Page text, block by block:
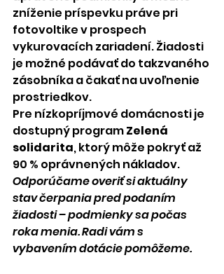
zníženie príspevku práve pri
fotovoltike v prospech
vykurovacích zariadení. Žiadosti
je možné podávať do takzvaného
zásobníka a čakať na uvoľnenie
prostriedkov.
Pre nízkopríjmové domácnosti je
dostupný program Zelená
solidarita, ktorý môže pokryť až
90 % oprávnených nákladov.
Odporúčame overiť si aktuálny
stav čerpania pred podaním
žiadosti – podmienky sa počas
roka menia. Radi vám s
vybavením dotácie pomôžeme.